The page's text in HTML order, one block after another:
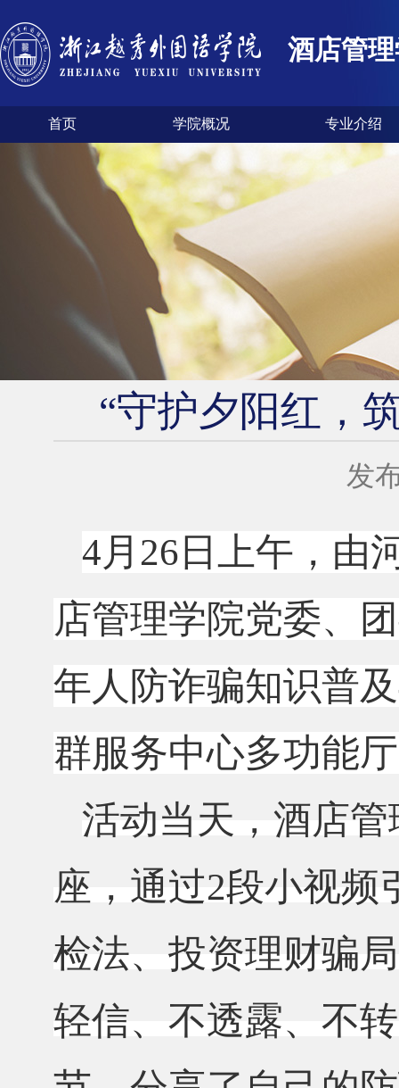
酒店管
首页 学院概况 专业介绍
“守护夕阳红，
发
4月26日上午，由
店管理学院党委、
年人防诈骗知识普
群服务中心多功能
活动当天，酒店
座，通过2段小视频
检法、投资理财骗
轻信、不透露、不